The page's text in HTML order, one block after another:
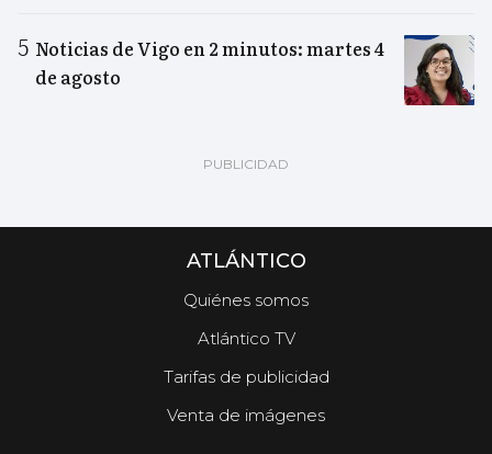
Noticias de Vigo en 2 minutos: martes 4
de agosto
ATLÁNTICO
Quiénes somos
Atlántico TV
Tarifas de publicidad
Venta de imágenes